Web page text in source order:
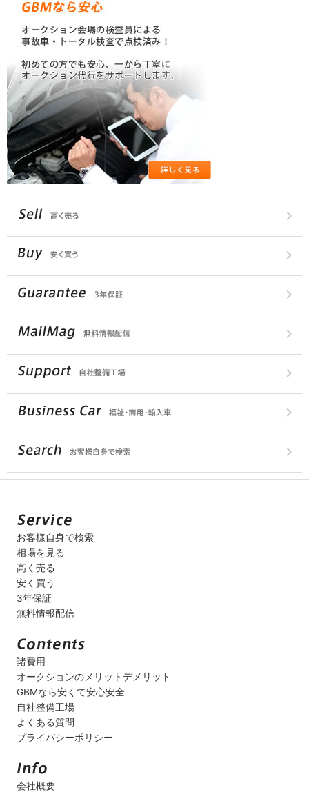
お客様自身で検索
相場を見る
高く売る
安く買う
3年保証
無料情報配信
諸費用
オークションのメリットデメリット
GBMなら安くて安心安全
自社整備工場
よくある質問
プライバシーポリシー
会社概要